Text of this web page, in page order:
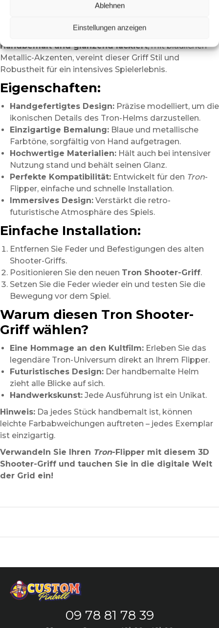
Ablehnen
Einstellungen anzeigen
neonleuchtende, technologische Flair des Tron-
einen spektakulären Look.
Handbemalt und glänzend lackiert, mit bläulichen
Metallic-Akzenten, vereint dieser Griff Stil und
Robustheit für ein intensives Spielerlebnis.
Eigenschaften:
Handgefertigtes Design: Präzise modelliert, um die
ikonischen Details des Tron-Helms darzustellen.
Einzigartige Bemalung: Blaue und metallische
Farbtöne, sorgfältig von Hand aufgetragen.
Hochwertige Materialien: Hält auch bei intensiver
Nutzung stand und behält seinen Glanz.
Perfekte Kompatibilität: Entwickelt für den Tron-
Flipper, einfache und schnelle Installation.
Immersives Design: Verstärkt die retro-
futuristische Atmosphäre des Spiels.
Einfache Installation:
Entfernen Sie Feder und Befestigungen des alten
Shooter-Griffs.
Positionieren Sie den neuen Tron Shooter-Griff.
Setzen Sie die Feder wieder ein und testen Sie die
Bewegung vor dem Spiel.
Warum diesen Tron Shooter-
Griff wählen?
Eine Hommage an den Kultfilm: Erleben Sie das
legendäre Tron-Universum direkt an Ihrem Flipper.
Futuristisches Design: Der handbemalte Helm
zieht alle Blicke auf sich.
Handwerkskunst: Jede Ausführung ist ein Unikat.
Hinweis: Da jedes Stück handbemalt ist, können
leichte Farbabweichungen auftreten – jedes Exemplar
ist einzigartig.
Verwandeln Sie Ihren Tron-Flipper mit diesem 3D
Shooter-Griff und tauchen Sie in die digitale Welt
der Grid ein!
09 78 81 78 39